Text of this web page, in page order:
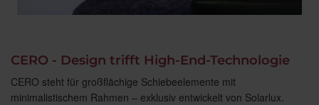
CERO - Design trifft High-End-Technologie
CERO steht für großflächige Schiebeelemente mit
minimalistischem Rahmen – exklusiv entwickelt von Solarlux.